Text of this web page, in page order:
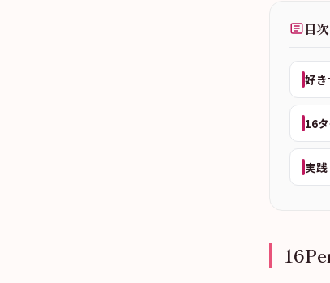
目次
好
16
実